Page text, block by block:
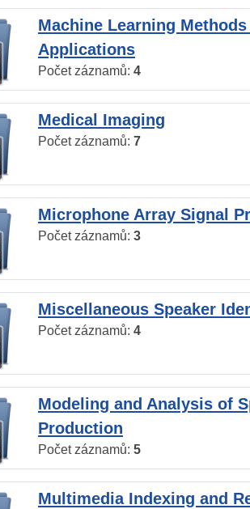
Machine Learning
Applications
Počet záznamů: 4
Medical Imaging
Počet záznamů: 7
Microphone Array Signal
Počet záznamů: 3
Miscellaneous Speaker
Počet záznamů: 4
Modeling and Analysis of
Production
Počet záznamů: 5
Multimedia Indexing and